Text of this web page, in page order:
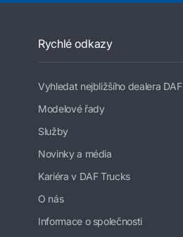
Rychlé odkazy
Vyhledat nejbližšího dealera DAF
Modelové řady
Služby
Novinky a média
Kariéra v DAF Trucks
O nás
Informace o společnosti